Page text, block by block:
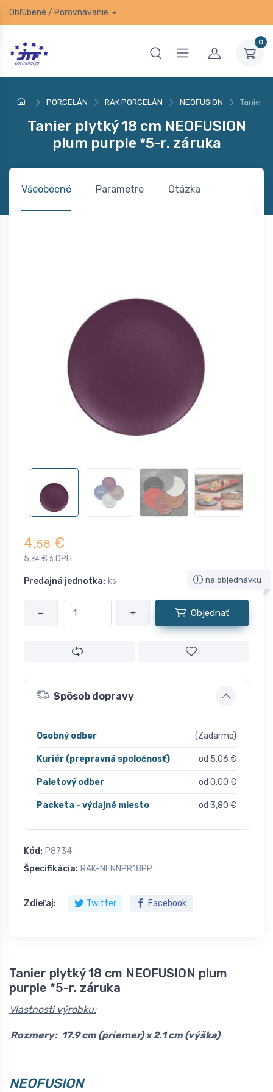
Obľúbené / Porovnávanie
0
PORCELÁN RAK PORCELÁN NEOFUSION Tanier
Tanier plytký 18 cm NEOFUSION
plum purple *5-r. záruka
Všeobecné Parametre Otázka
4,58 €
5,64 € s DPH
Predajná jednotka: ks na objednávku
− + Objednať
Spôsob dopravy
Osobný odber (Zadarmo)
Kuriér (prepravná spoločnosť) od 5,06 €
Paletový odber od 0,00 €
Packeta - výdajné miesto od 3,80 €
Kód: P8734
Špecifikácia: RAK-NFNNPR18PP
Zdieľaj: Twitter Facebook
Tanier plytký 18 cm NEOFUSION plum
purple *5-r. záruka
Vlastnosti výrobku:
Rozmery: 17.9 cm (priemer) x 2.1 cm (výška)
NEOFUSION